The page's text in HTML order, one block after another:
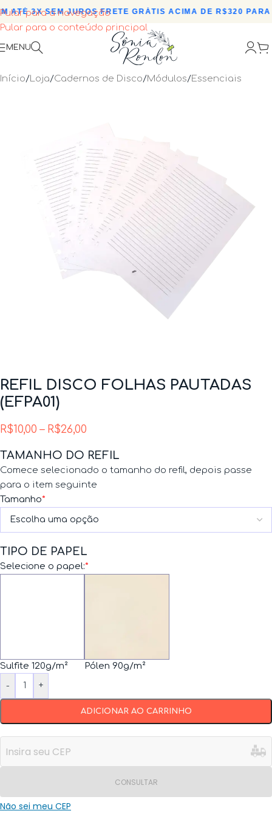
Pular para a navegação
Pular para o conteúdo principal
ATÉ 3X SEM JUROS•FRETE GRÁTIS ACIMA DE R$320 PARA
MENU
Início/Loja/Cadernos de Disco/Módulos/Essenciais
REFIL DISCO FOLHAS PAUTADAS
(EFPA01)
R$10,00 – R$26,00
TAMANHO DO REFIL
*
Tamanho
Comece selecionado o tamanho do refil, depois passe
para o item seguinte
TIPO DE PAPEL
*
Selecione o papel:
Sulfite 120g/m²
Pólen 90g/m²
-
+
ADICIONAR AO CARRINHO
CONSULTAR
Não sei meu CEP